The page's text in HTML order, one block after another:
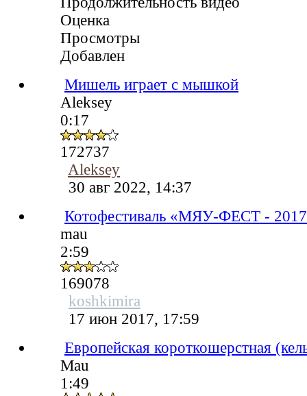
Оценка
Просмотры
Добавлен
Мишель играет с мышкой
Aleksey
0:17
172737
Aleksey
30 авг 2022, 14:37
Котофестиваль «МЯУ-ФЕСТ -
mau
2:59
169078
koshkimira
17 июн 2017, 17:59
Европейская короткошерстная
Mau
1:49